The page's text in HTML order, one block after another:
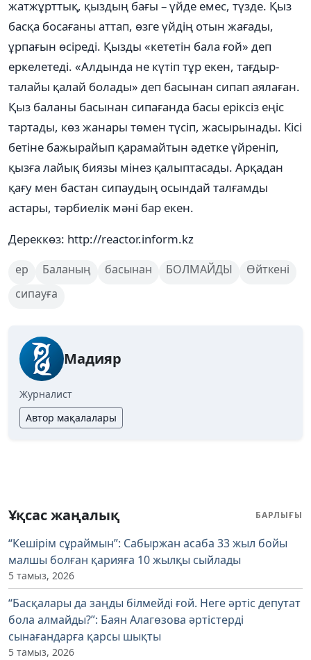
жатжұрттық, қыздың бағы – үйде емес, түзде. Қыз
басқа босағаны аттап, өзге үйдің отын жағады,
ұрпағын өсіреді. Қызды «кететін бала ғой» деп
еркелетеді. «Алдында не күтіп тұр екен, тағдыр-
талайы қалай болады» деп басынан сипап аялаған.
Қыз баланы басынан сипағанда басы еріксіз еңіс
тартады, көз жанары төмен түсіп, жасырынады. Кісі
бетіне бажырайып қарамайтын әдетке үйреніп,
қызға лайық биязы мінез қалыптасады. Арқадан
қағу мен бастан сипаудың осындай талғамды
астары, тәрбиелік мәні бар екен.
Дереккөз: http://reactor.inform.kz
ер Баланың басынан БОЛМАЙДЫ
Өйткені
сипауға
Мадияр
Журналист
Автор мақалалары
Ұқсас жаңалық БАРЛЫҒЫ
“Кешірім сұраймын”: Сабыржан асаба 33 жыл бойы
малшы болған қарияға 10 жылқы сыйлады
5 тамыз, 2026
“Басқалары да заңды білмейді ғой. Неге әртіс депутат
бола алмайды?”: Баян Алагөзова әртістерді
сынағандарға қарсы шықты
5 тамыз, 2026